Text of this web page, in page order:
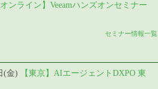
オンライン】Veeamハンズオンセミナー
セミナー情報一覧
(金)
【東京】AIエージェントDXPO 東